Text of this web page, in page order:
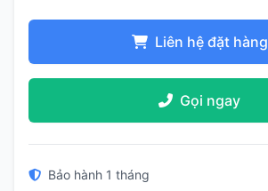
Liên hệ đặt hàng
Gọi ngay
Bảo hành 1 tháng